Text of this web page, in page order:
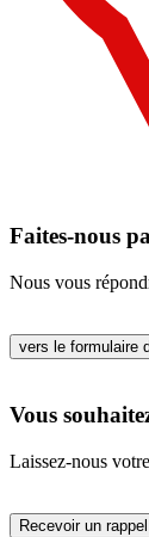
Faites-nous
Nous vous
vers le formulaire
Vous
Laissez-nous
Recevoir un rappel